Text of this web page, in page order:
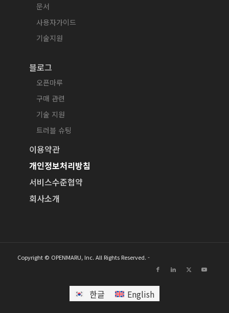
문서
사용자가이드
기술지원
블로그
오픈마루
구매 관련
기술 지원
트러블 슈팅
이용약관
개인정보처리방침
서비스수준협약
회사소개
Copyright © OPENMARU, Inc. All Rights Reserved. -
한글 English